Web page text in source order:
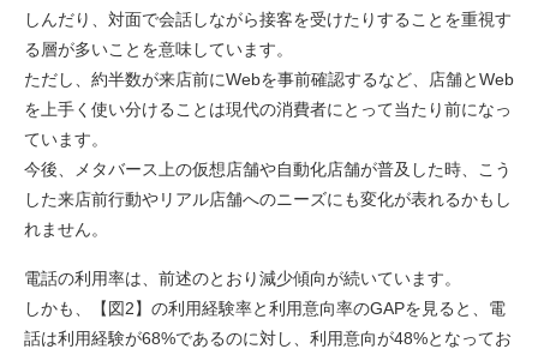
しんだり、対面で会話しながら接客を受けたりすることを重視す
る層が多いことを意味しています。
ただし、約半数が来店前にWebを事前確認するなど、店舗とWeb
を上手く使い分けることは現代の消費者にとって当たり前になっ
ています。
今後、メタバース上の仮想店舗や自動化店舗が普及した時、こう
した来店前行動やリアル店舗へのニーズにも変化が表れるかもし
れません。
電話の利用率は、前述のとおり減少傾向が続いています。
しかも、【図2】の利用経験率と利用意向率のGAPを見ると、電
話は利用経験が68%であるのに対し、利用意向が48%となってお